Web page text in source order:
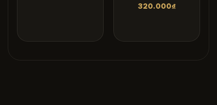
320.000₫